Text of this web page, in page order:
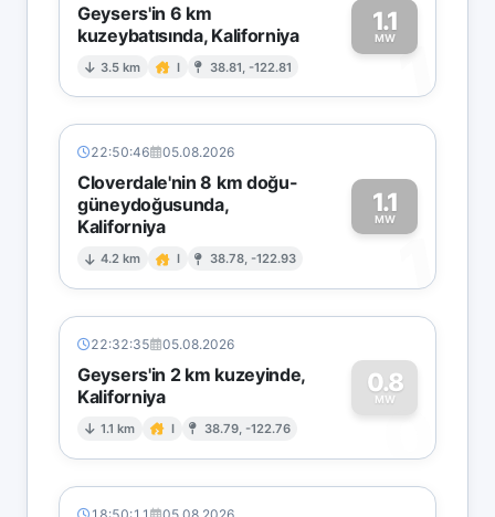
Geysers'in 6 km
kuzeybatısında, Kaliforniya
3.5 km I 38.81, -122.81
1.1
MW1
22:50:46 05.08.2026
Cloverdale'nin 8 km doğu-
güneydoğusunda,
Kaliforniya
4.2 km I 38.78, -122.93
1.1
MW
1
22:32:35 05.08.2026
Geysers'in 2 km kuzeyinde,
Kaliforniya
1.1 km I 38.79, -122.76
0.8
MW
0